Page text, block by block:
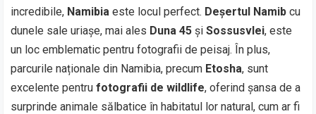
incredibile, Namibia este locul perfect. Deșertul Namib cu
dunele sale uriașe, mai ales Duna 45 șiSossusvlei, este
un loc emblematic pentru fotografii de peisaj. În plus,
parcurile naționale din Namibia, precum Etosha, sunt
excelente pentrufotografii de wildlife, oferind șansa de a
surprinde animale sălbatice în habitatul lor natural, cum ar fi